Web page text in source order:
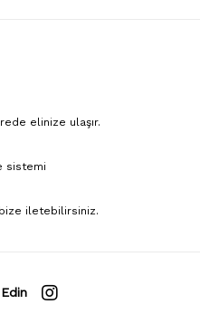
elinize ulaşır.
sistemi
iletebilirsiniz.